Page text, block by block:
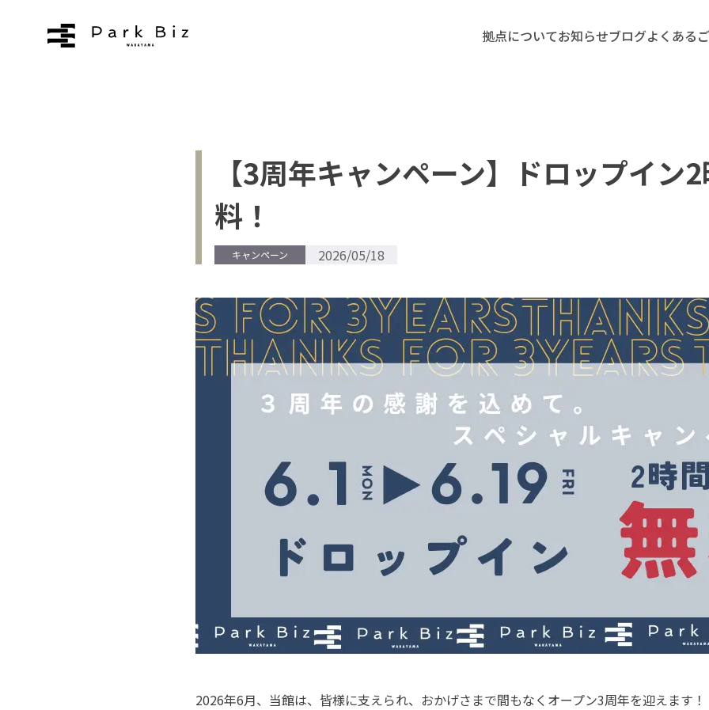
拠点についてお知らせブログよくある
お知らせ
よくあるご質問
アクセス
お問い合わせ
利用規約 運営会社
©︎Park Biz WAKAYAMA / Photo by 今西浩文
【3周年キャンペーン】ドロップイン
料！
キャンペーン 2026/05/18
2026年6月、当館は、皆様に支えられ、おかげさまで間もなくオープン3周年を迎えます！